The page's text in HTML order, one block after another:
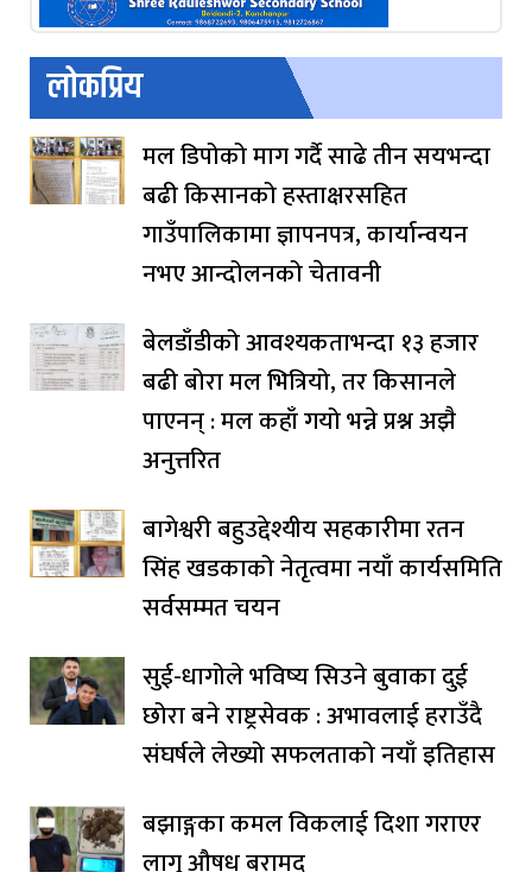
लोकप्रिय
मल डिपोको माग गर्दै साढे तीन सयभन्दा
बढी किसानको हस्ताक्षरसहित
गाउँपालिकामा ज्ञापनपत्र, कार्यान्वयन
नभए आन्दोलनको चेतावनी
बेलडाँडीको आवश्यकताभन्दा १३ हजार
बढी बोरा मल भित्रियो, तर किसानले
पाएनन् : मल कहाँ गयो भन्ने प्रश्न अझै
अनुत्तरित
बागेश्वरी बहुउद्देश्यीय सहकारीमा रतन
सिंह खडकाको नेतृत्वमा नयाँ कार्यसमिति
सर्वसम्मत चयन
सुई-धागोले भविष्य सिउने बुवाका दुई
छोरा बने राष्ट्रसेवक : अभावलाई हराउँदै
संघर्षले लेख्यो सफलताको नयाँ इतिहास
बझाङ्गका कमल विकलाई दिशा गराएर
लागु औषध बरामद